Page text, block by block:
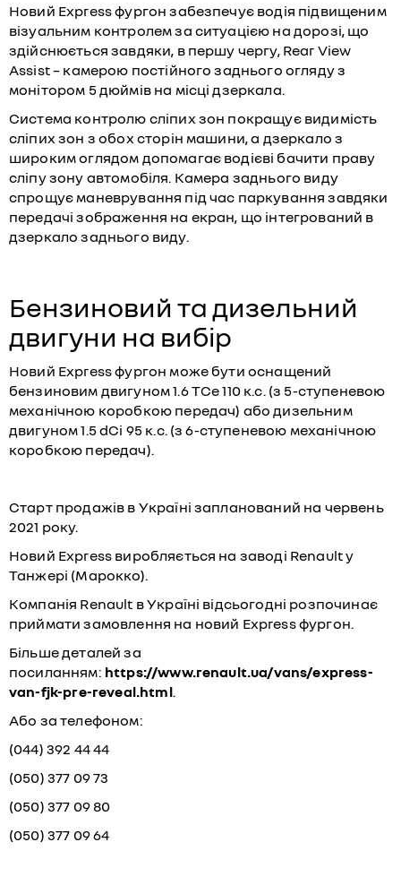
Новий Express фургон забезпечує водія підвищеним
візуальним контролем за ситуацією на дорозі, що
здійснюється завдяки, в першу чергу, Rear View
Assist – камерою постійного заднього огляду з
монітором 5 дюймів на місці дзеркала.
Система контролю сліпих зон покращує видимість
сліпих зон з обох сторін машини, а дзеркало з
широким оглядом допомагає водієві бачити праву
сліпу зону автомобіля. Камера заднього виду
спрощує маневрування під час паркування завдяки
передачі зображення на екран, що інтегрований в
дзеркало заднього виду.
Бензиновий та дизельний
двигуни на вибір
Новий Express фургон може бути оснащений
бензиновим двигуном 1.6 TCe 110 к.с. (з 5-ступеневою
механічною коробкою передач) або дизельним
двигуном 1.5 dCi 95 к.с. (з 6-ступеневою механічною
коробкою передач).
Старт продажів в Україні запланований на червень
2021 року.
Новий Express виробляється на заводі Renault у
Танжері (Марокко).
Компанія Renault в Україні відсьогодні розпочинає
приймати замовлення на новий Express фургон.
Більше деталей за
посиланням: https://www.renault.ua/vans/express-
van-fjk-pre-reveal.html.
Або за телефоном:
(044) 392 44 44
(050) 377 09 73
(050) 377 09 80
(050) 377 09 64